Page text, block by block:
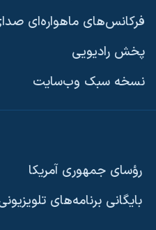
فرکانس‌های ماهواره‌ای
پخش رادیویی
نسخه سبک وب‌سایت
رؤسای جمهوری آمریکا
بایگانی برنامه‌های